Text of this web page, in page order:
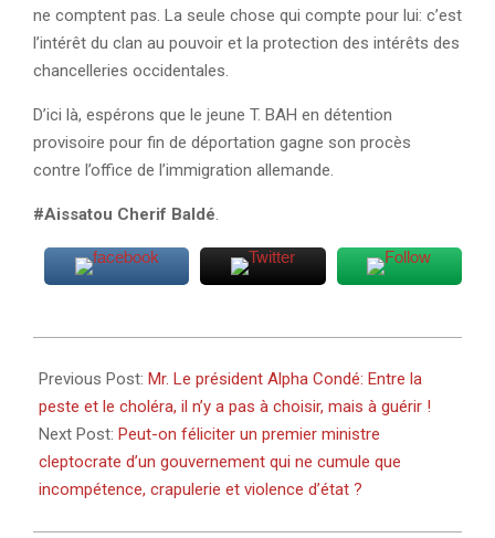
ne comptent pas. La seule chose qui compte pour lui: c’est
l’intérêt du clan au pouvoir et la protection des intérêts des
chancelleries occidentales.
D’ici là, espérons que le jeune T. BAH en détention
provisoire pour fin de déportation gagne son procès
contre l’office de l’immigration allemande.
#Aissatou Cherif Baldé.
01-
15
Previous Post: Mr. Le président Alpha Condé: Entre la
peste et le choléra, il n’y a pas à choisir, mais à guérir !
Next Post: Peut-on féliciter un premier ministre
cleptocrate d’un gouvernement qui ne cumule que
incompétence, crapulerie et violence d’état ?